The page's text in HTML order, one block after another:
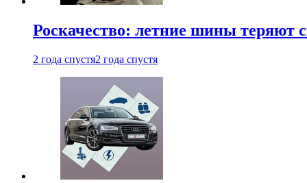
Роскачество: летние шины теряют
2 года спустя2 года спустя